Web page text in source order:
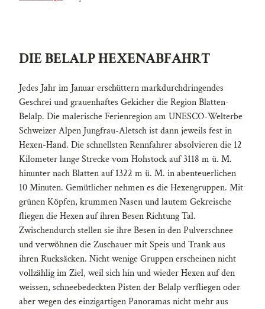
DIE BELALP HEXENABFAHRT
Jedes Jahr im Januar erschüttern markdurchdringendes
Geschrei und grauenhaftes Gekicher die Region Blatten-
Belalp. Die malerische Ferienregion am UNESCO-Welterbe
Schweizer Alpen Jungfrau-Aletsch ist dann jeweils fest in
Hexen-Hand. Die schnellsten Rennfahrer absolvieren die 12
Kilometer lange Strecke vom Hohstock auf 3118 m ü. M.
hinunter nach Blatten auf 1322 m ü. M. in abenteuerlichen
10 Minuten. Gemütlicher nehmen es die Hexengruppen. Mit
grünen Köpfen, krummen Nasen und lautem Gekreische
fliegen die Hexen auf ihren Besen Richtung Tal.
Zwischendurch stellen sie ihre Besen in den Pulverschnee
und verwöhnen die Zuschauer mit Speis und Trank aus
ihren Rucksäcken. Nicht wenige Gruppen erscheinen nicht
vollzählig im Ziel, weil sich hin und wieder Hexen auf den
weissen, schneebedeckten Pisten der Belalp verfliegen oder
aber wegen des einzigartigen Panoramas nicht mehr aus